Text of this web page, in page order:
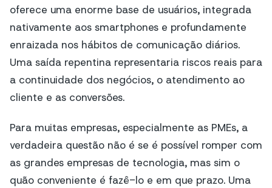
oferece uma enorme base de usuários, integrada
nativamente aos smartphones e profundamente
enraizada nos hábitos de comunicação diários.
Uma saída repentina representaria riscos reais para
a continuidade dos negócios, o atendimento ao
cliente e as conversões.
Para muitas empresas, especialmente as PMEs, a
verdadeira questão não é se é possível romper com
as grandes empresas de tecnologia, mas sim o
quão conveniente é fazê-lo e em que prazo. Uma